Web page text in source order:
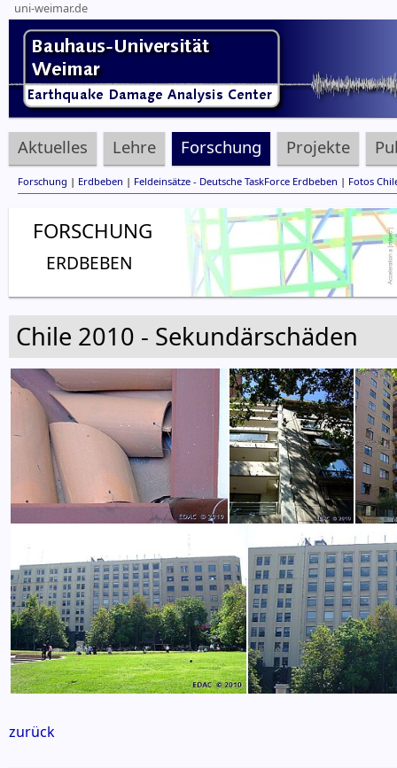
uni-weimar.de
Aktuelles Lehre Forschung Projekte
Forschung | Erdbeben | Feldeinsätze - Deutsche TaskForce Erdbeben | Fotos
FORSCHUNG
ERDBEBEN
Chile 2010 - Sekundärschäden
zurück